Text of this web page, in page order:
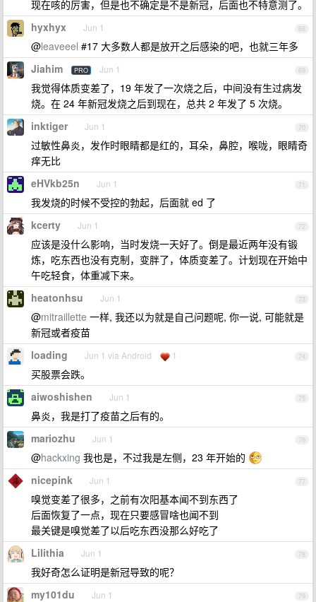
现在咳的厉害，但是也不确定是不是新冠，后面也不特意测了。
68
hyxhyx Jun 1
@leaveeel #17 大多数人都是放开之后感染的吧，也就三年多
69
Jiahim PRO Jun 1
我觉得体质变差了，19 年发了一次烧之后，中间没有生过病发
烧。在 24 年新冠发烧之后到现在，总共 2 年发了 5 次烧。
70
inktiger Jun 1
过敏性鼻炎，发作时眼睛都是红的，耳朵，鼻腔，喉咙，眼睛奇
痒无比
71
eHVkb25n Jun 1
我发烧的时候不受控的勃起，后面就 ed 了
72
kcerty Jun 1
应该是没什么影响，当时发烧一天好了。倒是最近两年没有锻
炼，吃东西也没有克制，变胖了，体质变差了。计划现在开始中
午吃轻食，体重减下来。
73
heatonhsu Jun 1
@mitraillette 一样, 我还以为就是自己问题呢, 你一说, 可能就是
新冠或者疫苗
74
loading Jun 1 via Android 1
买股票会跌。
75
aiwoshishen Jun 1
鼻炎，我是打了疫苗之后有的。
76
mariozhu Jun 1
@hackxing 我也是，不过我是左侧，23 年开始的
77
nicepink Jun 1
嗅觉变差了很多，之前有次阳基本闻不到东西了
后面恢复了一点，现在只要感冒啥也闻不到
最关键是嗅觉差了以后吃东西没那么好吃了
78
Lilithia Jun 1
我好奇怎么证明是新冠导致的呢？
79
my101du Jun 1